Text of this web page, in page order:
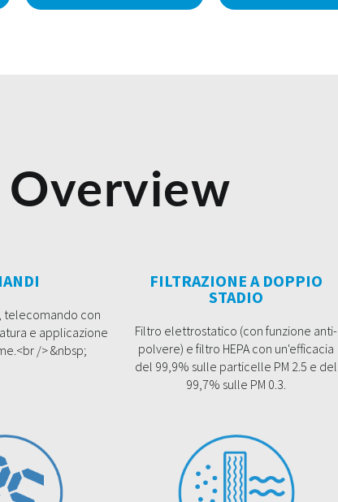
Overview
telecomando con
e applicazione
/> &nbsp;
FILTRAZIONE A DOPPIO
STADIO
Filtro elettrostatico (con funzione anti-
polvere) e filtro HEPA con un'efficacia
del 99,9% sulle particelle PM 2.5 e del
99,7% sulle PM 0.3.